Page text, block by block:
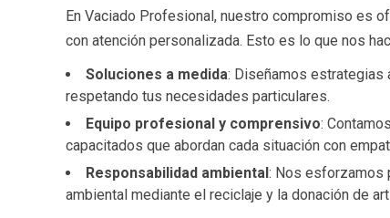
En Vaciado Profesional, nuestro compromiso es
con atención personalizada. Esto es lo que nos
Soluciones a medida: Diseñamos estrategias
respetando tus necesidades particulares.
Equipo profesional y comprensivo:
capacitados que abordan cada situación con
Responsabilidad ambiental: Nos esforzamos
ambiental mediante el reciclaje y la donación de